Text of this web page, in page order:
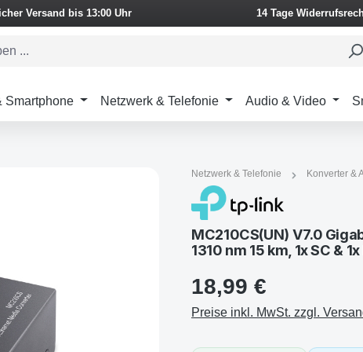
Versand bis 13:00 Uhr 14 Tage
Smartphone Netzwerk & Telefonie Audio & Video
Netzwerk & Telefonie Konverter &
MC210CS(UN) V7.0
1310 nm 15 km, 1x SC &
18,99 €
Preise inkl. MwSt. zzgl.